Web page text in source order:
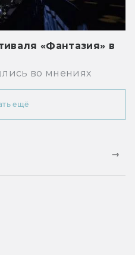
«Фантазия» в
во мнениях
ещё